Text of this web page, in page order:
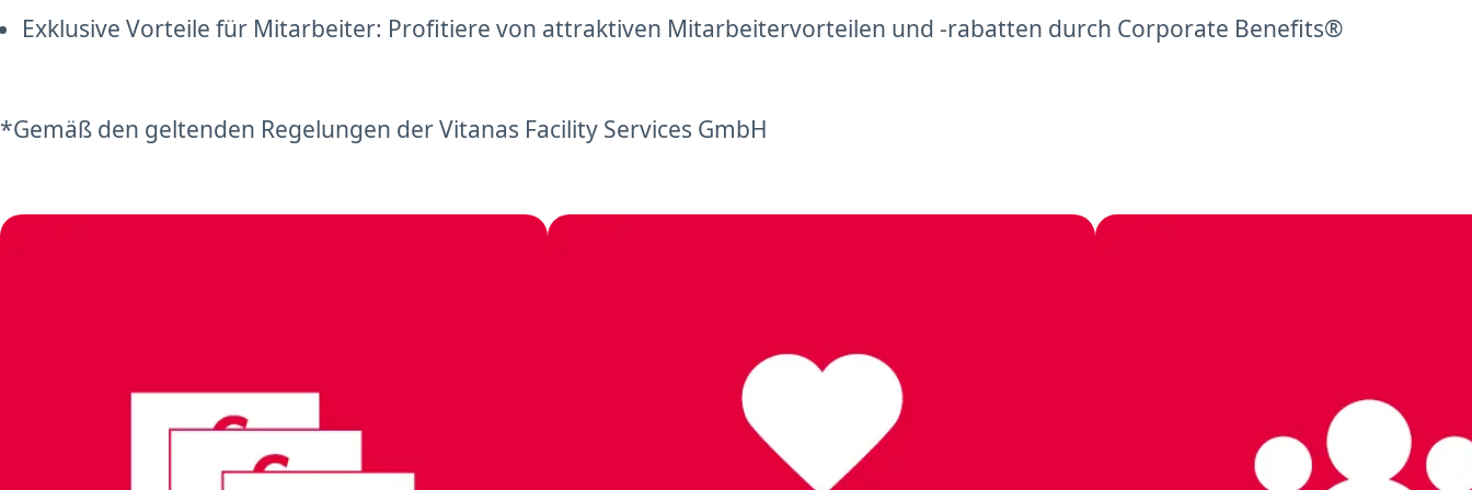
Exklusive Vorteile für Mitarbeiter: Profitiere von attraktiven Mitarbeitervorteilen und -rabatten durch Corporate Benefits®
*Gemäß den geltenden Regelungen der Vitanas Facility Services GmbH